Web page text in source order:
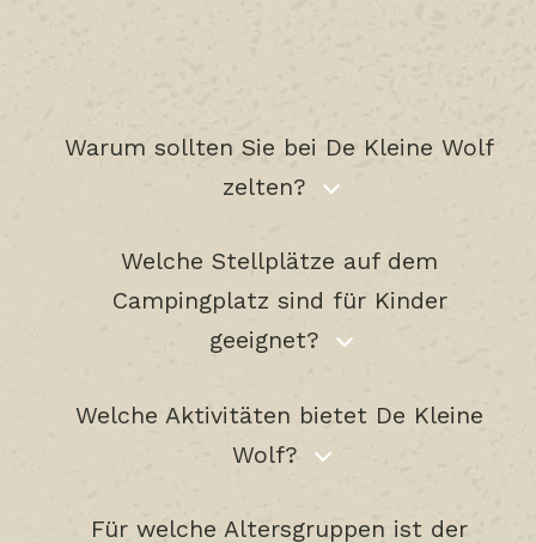
Warum sollten Sie bei De Kleine Wolf
zelten?
Welche Stellplätze auf dem
Campingplatz sind für Kinder
geeignet?
Welche Aktivitäten bietet De Kleine
Wolf?
Für welche Altersgruppen ist der